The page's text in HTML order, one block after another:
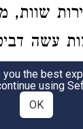
שוות,
עשה
גופו
the best
using
OK